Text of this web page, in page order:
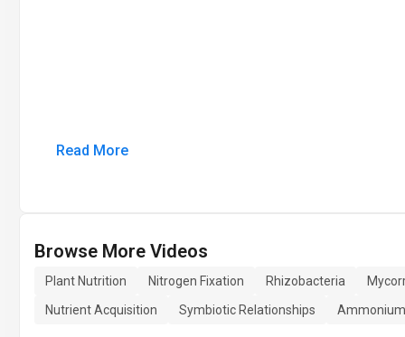
Read More
Browse More Videos
Plant Nutrition Nitrogen Fixation Rhizobacteria
Nutrient Acquisition
Symbiotic Relationships